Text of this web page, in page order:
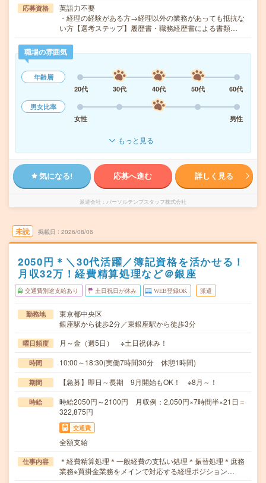
応募資格
英語力不要
・経理の経験がある方→経理以外の業務があっても抵抗な
い方【選考ステップ】履歴書・職務経歴書による書類…
職場の雰囲気
年齢層
20代
30代 40代 50代
60代
男女比率
女性
男性
もっと見る
気になる! 応募へ進む 詳しく見る
派遣会社 パーソルテンプスタッフ株式会社
未読 掲載日 2026/08/06
2050円＊＼30代活躍／簿記資格を活かせる！
月収32万！経費精算処理など＠銀座
交通費別途支給あり 土日祝日が休み WEB登録OK 派遣
勤務地
東京都中央区
銀座駅から徒歩2分／東銀座駅から徒歩3分
曜日頻度 月～金（週5日） ※土日祝休み！
時間 10:00～18:30(実働7時間30分 休憩1時間)
期間 【急募】即日～長期 9月開始もOK！ ※8月～！
時給
時給2050円～2100円 月収例：2,050円×7時間半×21日＝
322,875円
交通費
全額支給
仕事内容
＊経費精算処理＊一般経費の支払い処理＊振替処理＊庶務
業務※買掛金業務をメインで対応する経理ポジション…